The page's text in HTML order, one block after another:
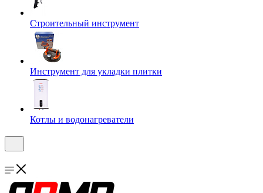
Строительный инструмент
Инструмент для укладки плитки
Котлы и водонагреватели